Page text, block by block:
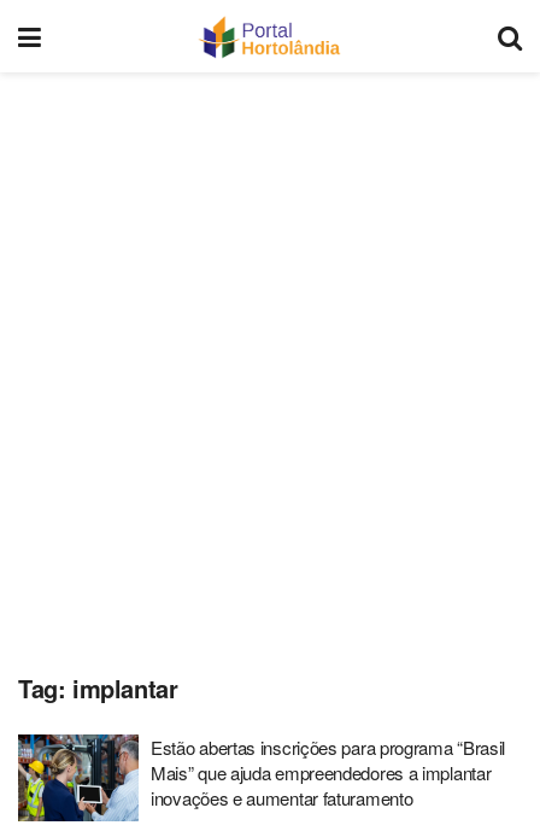
Tag: implantar
Estão abertas inscrições para programa “Brasil
Mais” que ajuda empreendedores a implantar
inovações e aumentar faturamento